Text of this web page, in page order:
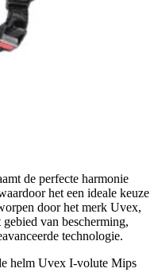
de perfecte harmonie
het een ideale keuze
door het merk Uvex,
van bescherming,
technologie.
helm Uvex I-volute Mips